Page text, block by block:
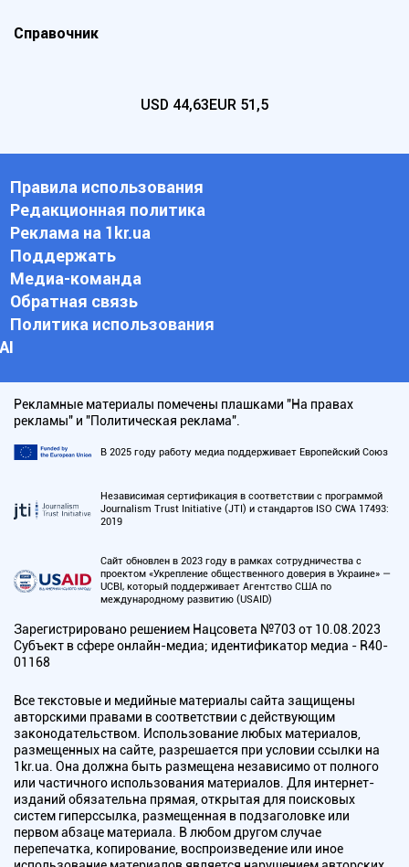
Справочник
USD 44,63EUR 51,5
Правила использования
Редакционная политика
Реклама на 1kr.ua
Поддержать
Медиа-команда
Обратная связь
Политика использования
АI
Рекламные материалы помечены плашками "На правах
рекламы" и "Политическая реклама".
В 2025 году работу медиа поддерживает Европейский Союз
Независимая сертификация в соответствии с программой
Journalism Trust Initiative (JTI) и стандартов ISO CWA 17493:
2019
Сайт обновлен в 2023 году в рамках сотрудничества с
проектом «Укрепление общественного доверия в Украине» —
UCBI, который поддерживает Агентство США по
международному развитию (USAID)
Зарегистрировано решением Нацсовета №703 от 10.08.2023
Субъект в сфере онлайн-медиа; идентификатор медиа - R40-
01168
Все текстовые и медийные материалы сайта защищены
авторскими правами в соответствии с действующим
законодательством. Использование любых материалов,
размещенных на сайте, разрешается при условии ссылки на
1kr.ua. Она должна быть размещена независимо от полного
или частичного использования материалов. Для интернет-
изданий обязательна прямая, открытая для поисковых
систем гиперссылка, размещенная в подзаголовке или
первом абзаце материала. В любом другом случае
перепечатка, копирование, воспроизведение или иное